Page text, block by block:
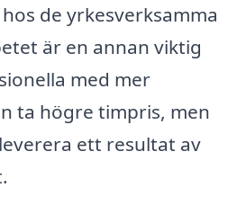
de yrkesverksamma
är en annan viktig
med mer
ta högre timpris, men
ett resultat av